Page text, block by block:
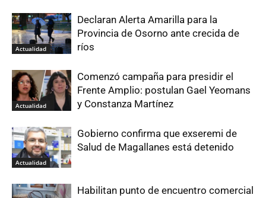
Actualidad
Declaran Alerta Amarilla para la
Provincia de Osorno ante crecida de
ríos
Actualidad
Comenzó campaña para presidir el
Frente Amplio: postulan Gael Yeomans
y Constanza Martínez
Actualidad
Gobierno confirma que exseremi de
Salud de Magallanes está detenido
Habilitan punto de encuentro comercial